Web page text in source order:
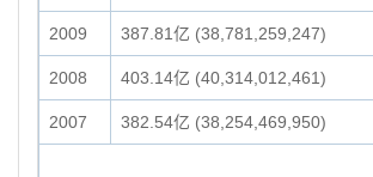
2009 387.81亿 (38,781,259,247)
2008 403.14亿 (40,314,012,461)
2007 382.54亿 (38,254,469,950)